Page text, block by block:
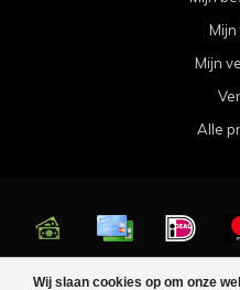
Wij slaan cookies op om onze
Mijn
Mijn
Alle
© Copyright